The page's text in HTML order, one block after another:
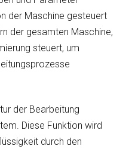
der Maschine gesteuert
der gesamten Maschine,
steuert, um
der Bearbeitung
Diese Funktion wird
durch den